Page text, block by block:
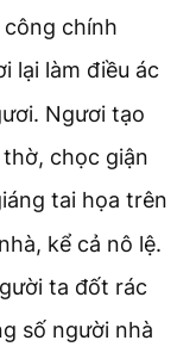
công chính
lại làm điều ác
Ngươi tạo
chọc giận
tai họa trên
kể cả nô lệ.
ta đốt rác
số người nhà